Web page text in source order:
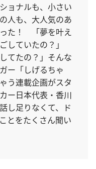
ョナルも、小さい
人も、大人気のあ
た！ 「夢を叶え
していたの？」
てたの？」そんな
ー「しげるちゃ
う連載企画がスタ
ー日本代表・香川
し足りなくて、ド
とをたくさん聞い